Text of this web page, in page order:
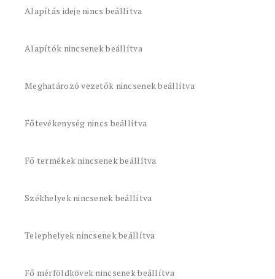
Alapítás ideje nincs beállítva
Alapítók nincsenek beállítva
Meghatározó vezetők nincsenek beállítva
Főtevékenység nincs beállítva
Fő termékek nincsenek beállítva
Székhelyek nincsenek beállítva
Telephelyek nincsenek beállítva
Fő mérföldkövek nincsenek beállítva